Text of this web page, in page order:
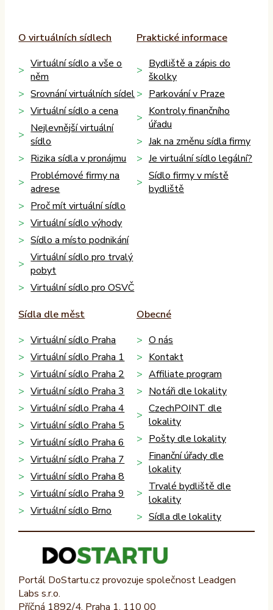
O virtuálních sídlech
Virtuální sídlo a vše o
něm
Srovnání virtuálních sídel
Virtuální sídlo a cena
Nejlevnější virtuální
sídlo
Rizika sídla v pronájmu
Problémové firmy na
adrese
Proč mít virtuální sídlo
Virtuální sídlo výhody
Sídlo a místo podnikání
Virtuální sídlo pro trvalý
pobyt
Virtuální sídlo pro OSVČ
Praktické informace
Bydliště a zápis do
školky
Parkování v Praze
Kontroly finančního
úřadu
Jak na změnu sídla firmy
Je virtuální sídlo legální?
Sídlo firmy v místě
bydliště
Sídla dle měst
Virtuální sídlo Praha
Virtuální sídlo Praha 1
Virtuální sídlo Praha 2
Virtuální sídlo Praha 3
Virtuální sídlo Praha 4
Virtuální sídlo Praha 5
Virtuální sídlo Praha 6
Virtuální sídlo Praha 7
Virtuální sídlo Praha 8
Virtuální sídlo Praha 9
Virtuální sídlo Brno
Obecné
O nás
Kontakt
Affiliate program
Notáři dle lokality
CzechPOINT dle
lokality
Pošty dle lokality
Finanční úřady dle
lokality
Trvalé bydliště dle
lokality
Sídla dle lokality
Portál DoStartu.cz provozuje společnost Leadgen
Labs s.r.o.
Příčná 1892/4, Praha 1, 110 00